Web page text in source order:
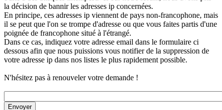
la décision de bannir les adresses ip concernées.
En principe, ces adresses ip viennent de pays non-francophone, mais
il se peut que l'on se trompe d'adresse ou que vous faites partis d'une
poignée de francophone situé à l'étrangé.
Dans ce cas, indiquez votre adresse email dans le formulaire ci
dessous afin que nous puissions vous notifier de la suppression de
votre adresse ip dans nos listes le plus rapidement possible.
N'hésitez pas à renouveler votre demande !